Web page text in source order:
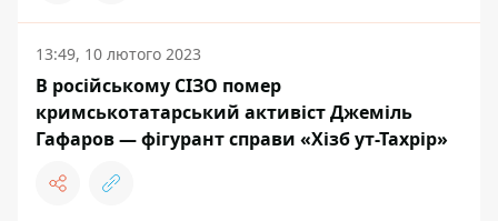
13:49, 10 лютого 2023
В російському СІЗО помер
кримськотатарський активіст Джеміль
Гафаров — фігурант справи «Хізб ут-Тахрір»